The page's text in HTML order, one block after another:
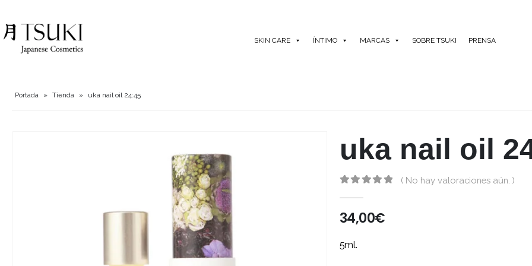
SKIN CARE ÍNTIMO MARCAS SOBRE TSUKI PRENSA
Portada » Tienda » uka nail oil 24:45
uka nail oil
( No hay valoraciones aún. )
34,00€
5ml.